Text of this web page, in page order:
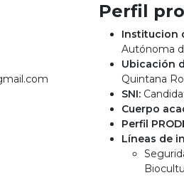
Perfil
Institucion
Autónoma
Ubicación
Quintana
SNI:
Cuerpo
Perfil
Líneas de